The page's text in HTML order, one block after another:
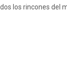
los rincones del